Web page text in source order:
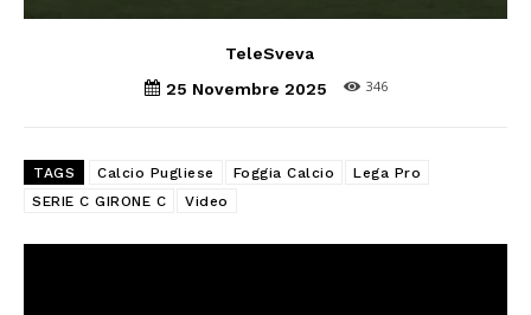
TeleSveva
25 Novembre 2025
346
TAGS Calcio Pugliese Foggia Calcio
Lega Pro
SERIE C GIRONE C
Video